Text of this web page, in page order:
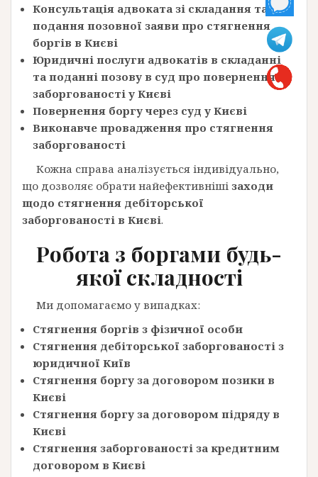
Консультація адвоката зі складання та
подання позовної заяви про стягнення
боргів в Києві
Юридичні послуги адвокатів в складанні
та поданні позову в суд про повернення
заборгованості у Києві
Повернення боргу через суд у Києві
Виконавче провадження про стягнення
заборгованості
Кожна справа аналізується індивідуально,
що дозволяє обрати найефективніші заходи
щодо стягнення дебіторської
заборгованості в Києві.
Робота з боргами будь-
якої складності
Ми допомагаємо у випадках:
Стягнення боргів з фізичної особи
Стягнення дебіторської заборгованості з
юридичної Київ
Стягнення боргу за договором позики в
Києві
Стягнення боргу за договором підряду в
Києві
Стягнення заборгованості за кредитним
договором в Києві